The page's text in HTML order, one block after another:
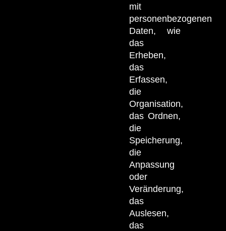
mit
personenbezogenen
Daten, wie
das
Erheben,
das
Erfassen,
die
Organisation,
das Ordnen,
die
Speicherung,
die
Anpassung
oder
Veränderung,
das
Auslesen,
das